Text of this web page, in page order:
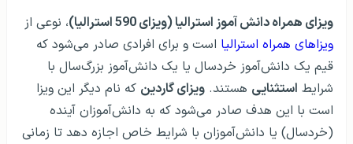
ویزای همراه دانش‌ آموز استرالیا (ویزای 590 استرالیا)
، نوعی از
ویزاهای همراه استرالیا است و برای افرادی صادر می‌شود که
قیم یک دانش‌آموز خردسال یا یک دانش‌آموز بزرگ‌سال با
شرایط استثنایی هستند. ویزای گاردین که نام دیگر این ویزا
است با این هدف صادر می‌شود که به دانش‌آموزان آینده
(خردسال) یا دانش‌آموزان با شرایط خاص اجازه دهد تا زمانی